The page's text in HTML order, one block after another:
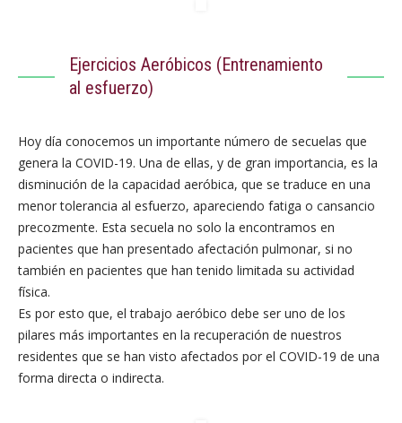
Ejercicios Aeróbicos (Entrenamiento
al esfuerzo)
Hoy día conocemos un importante número de secuelas que
genera la COVID-19. Una de ellas, y de gran importancia, es la
disminución de la capacidad aeróbica, que se traduce en una
menor tolerancia al esfuerzo, apareciendo fatiga o cansancio
precozmente. Esta secuela no solo la encontramos en
pacientes que han presentado afectación pulmonar, si no
también en pacientes que han tenido limitada su actividad
física.
Es por esto que, el trabajo aeróbico debe ser uno de los
pilares más importantes en la recuperación de nuestros
residentes que se han visto afectados por el COVID-19 de una
forma directa o indirecta.